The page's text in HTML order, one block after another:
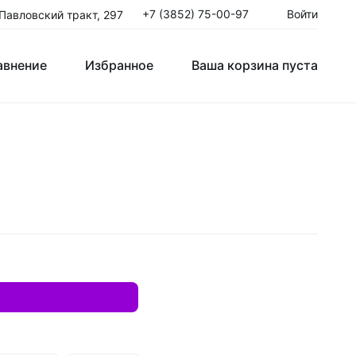
тракт, 297 +7 (3852) 75-00-97 Войти
Избранное Ваша корзина пуста